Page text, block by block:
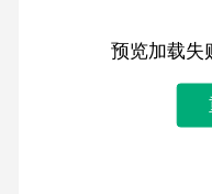
预览加载失